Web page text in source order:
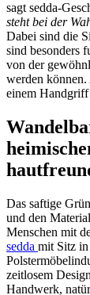
sagt sedda-
steht bei der
Dabei sind die
sind besonders
von der
werden
einem
Das saftige
und den
Menschen mit
sedda mit Sitz
zeitlosem
Handwerk,